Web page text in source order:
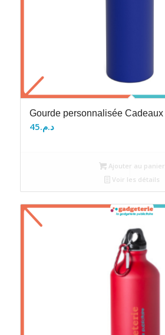
Gourde personnalisée Cadeaux
د.م.45
Ajouter au panier
Voir les détails